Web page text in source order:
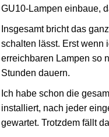
GU10-Lampen einbaue,
Insgesamt bricht das
schalten lässt. Erst wenn
erreichbaren Lampen so
Stunden dauern.
Ich habe schon die
installiert, nach jeder
gewartet. Trotzdem fällt